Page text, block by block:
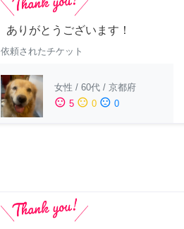
ありがとうございます！
依頼されたチケット
女性 / 60代 / 京都府
sentiment_satisfied 5 sentiment_neutral 0 sentiment_dissatisfied 0